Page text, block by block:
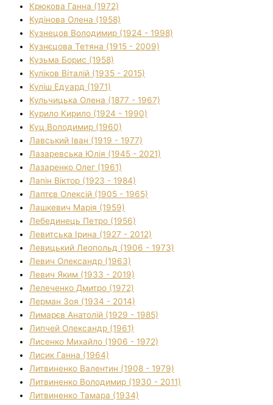
Крюкова Ганна (1972)
Кудінова Олена (1958)
Кузнецов Володимир (1924 - 1998)
Кузнєцова Тетяна (1915 - 2009)
Кузьма Борис (1958)
Куліков Віталій (1935 - 2015)
Куліш Едуард (1971)
Кульчицька Олена (1877 - 1967)
Курило Кирило (1924 - 1990)
Куц Володимир (1960)
Лавський Іван (1919 - 1977)
Лазаревська Юлія (1945 - 2021)
Лазаренко Олег (1961)
Лапін Віктор (1923 - 1984)
Лаптєв Олексій (1905 - 1965)
Лашкевич Марія (1959)
Лебединець Петро (1956)
Левитська Ірина (1927 - 2012)
Левицький Леопольд (1906 - 1973)
Левич Олександр (1963)
Левич Яким (1933 - 2019)
Лелеченко Дмитро (1972)
Лерман Зоя (1934 - 2014)
Лимарєв Анатолій (1929 - 1985)
Липчей Олександр (1961)
Лисенко Михайло (1906 - 1972)
Лисик Ганна (1964)
Литвиненко Валентин (1908 - 1979)
Литвиненко Володимир (1930 - 2011)
Литвиненко Тамара (1934)